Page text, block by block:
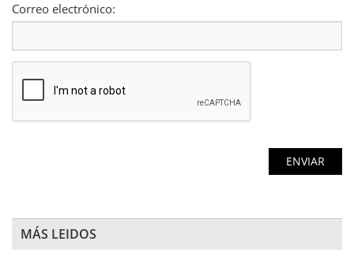
Correo electrónico:
MÁS LEIDOS